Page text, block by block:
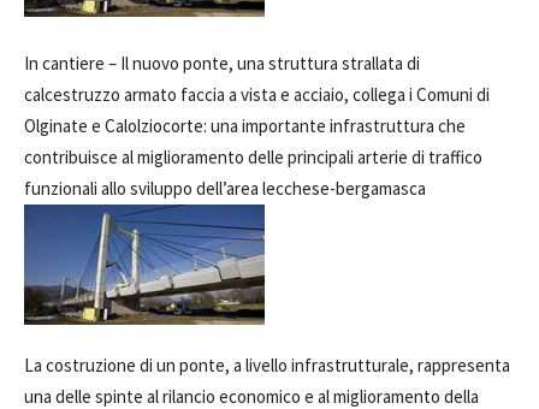
In cantiere – Il nuovo ponte, una struttura strallata di
calcestruzzo armato faccia a vista e acciaio, collega i Comuni di
Olginate e Calolziocorte: una importante infrastruttura che
contribuisce al miglioramento delle principali arterie di traffico
funzionali allo sviluppo dell’area lecchese-bergamasca
La costruzione di un ponte, a livello infrastrutturale, rappresenta
una delle spinte al rilancio economico e al miglioramento della